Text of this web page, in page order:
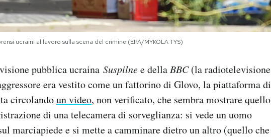
ucraini al lavoro sulla scena del crimine (EPA/MYKOLA TYS)
pubblica ucraina Suspilnee della BBC(la radiotelevisione
era vestito come un fattorino di Glovo, la piattaforma di
circolandoun video, non verificato, che sembra mostrare quello
di una telecamera di sorveglianza: si vede un uomo
marciapiede e si mette a camminare dietro un altro (quello che